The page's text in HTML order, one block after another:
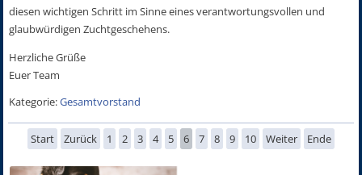
diesen wichtigen Schritt im Sinne eines verantwortungsvollen und
glaubwürdigen Zuchtgeschehens.
Herzliche Grüße
Euer Team
Kategorie:Gesamtvorstand
Start Zurück 1 2 3 4 5 6 7 8 9 10 Weiter Ende